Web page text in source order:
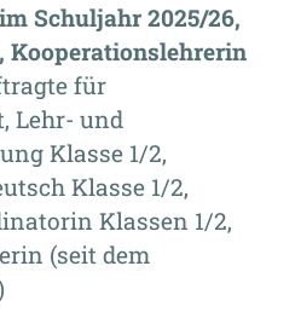
Schuljahr 2025/26,
Kooperationslehrerin
für
Lehr- und
Klasse 1/2,
Klasse 1/2,
Klassen 1/2,
(seit dem